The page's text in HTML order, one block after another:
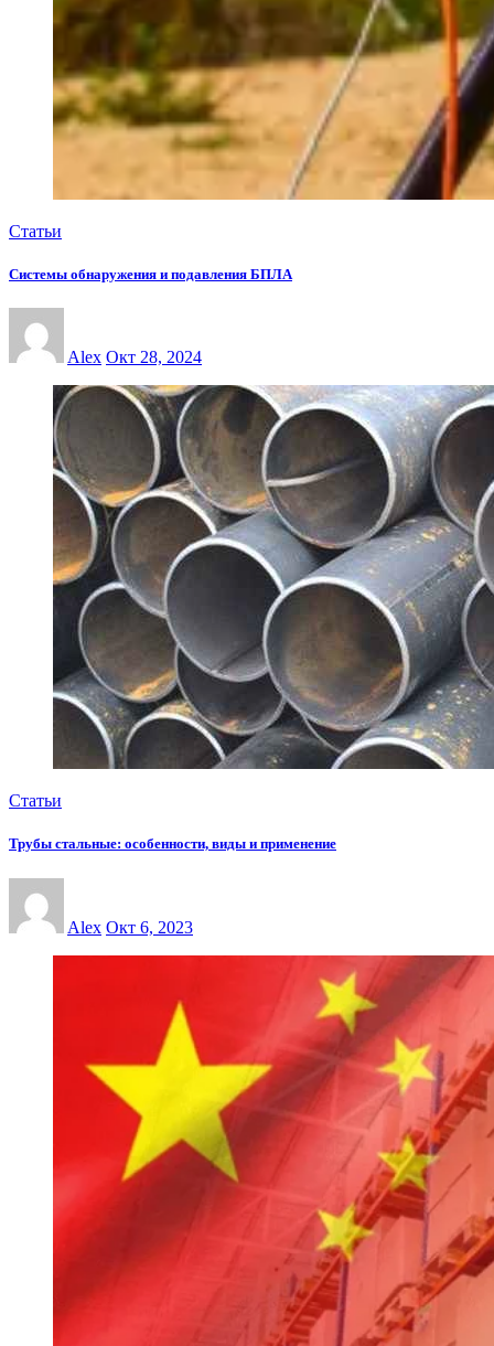
Статьи
Системы обнаружения и подавления БПЛА
Alex Окт 28, 2024
Статьи
Трубы стальные: особенности, виды и применение
Alex Окт 6, 2023